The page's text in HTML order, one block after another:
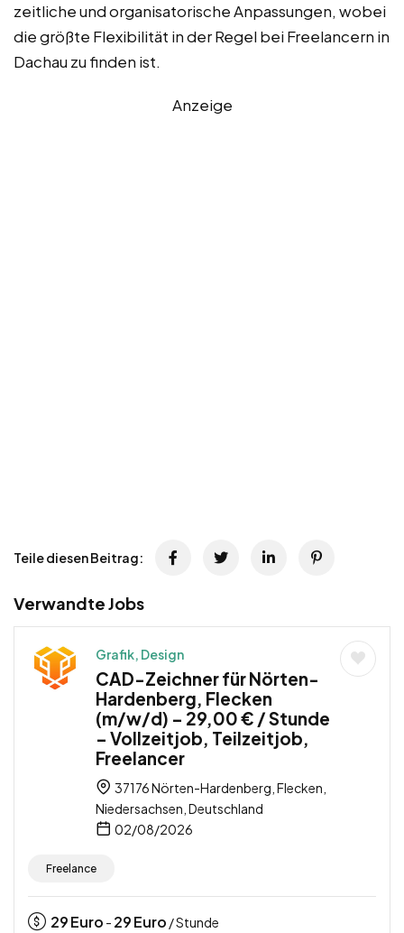
zeitliche und organisatorische Anpassungen, wobei
die größte Flexibilität in der Regel bei Freelancern in
Dachau zu finden ist.
Anzeige
Teile diesen Beitrag:
Verwandte Jobs
Grafik, Design
CAD-Zeichner für Nörten-
Hardenberg, Flecken
(m/w/d) – 29,00 € / Stunde
– Vollzeitjob, Teilzeitjob,
Freelancer
37176 Nörten-Hardenberg, Flecken,
Niedersachsen, Deutschland
02/08/2026
Freelance
29Euro - 29Euro / Stunde